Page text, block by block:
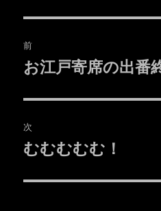
稿
ビ
ゲ
ー
前
前
投
稿:
お江戸寄席の出番
次
次
投
むむむむむ！